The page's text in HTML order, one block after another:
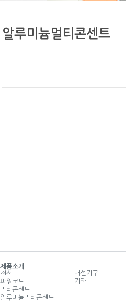
알루미늄멀티콘센트
제품소개
전선
파워코드
멀티콘센트
알루미늄멀티콘센트
배선기구
기타